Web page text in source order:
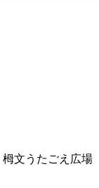
文うたごえ広場